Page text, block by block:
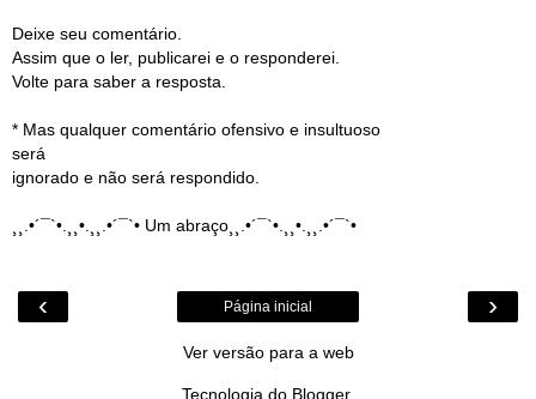
Deixe seu comentário.
Assim que o ler, publicarei e o responderei.
Volte para saber a resposta.
* Mas qualquer comentário ofensivo e insultuoso
será
ignorado e não será respondido.
¸¸.•´¯`•.¸¸•.¸¸.•´¯`• Um abraço¸¸.•´¯`•.¸¸•.¸¸.•´¯`•
‹ ›
Página inicial
Ver versão para a web
Tecnologia do Blogger.